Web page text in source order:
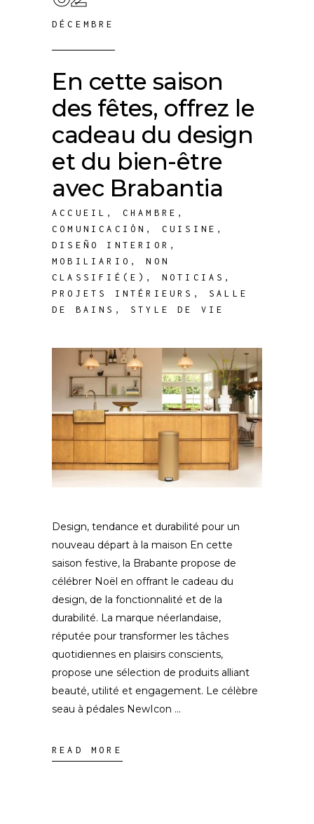
DÉCEMBRE
En cette saison
des fêtes, offrez le
cadeau du design
et du bien-être
avec Brabantia
ACCUEIL , CHAMBRE ,
COMUNICACIÓN , CUISINE ,
DISEÑO INTERIOR ,
MOBILIARIO ,NON
CLASSIFIÉ(E) , NOTICIAS ,
PROJETS INTÉRIEURS , SALLE
DE BAINS , STYLE DE VIE
Design, tendance et durabilité pour un
nouveau départ à la maison En cette
saison festive, la Brabante propose de
célébrer Noël en offrant le cadeau du
design, de la fonctionnalité et de la
durabilité. La marque néerlandaise,
réputée pour transformer les tâches
quotidiennes en plaisirs conscients,
propose une sélection de produits alliant
beauté, utilité et engagement. Le célèbre
seau à pédales NewIcon
READ MORE